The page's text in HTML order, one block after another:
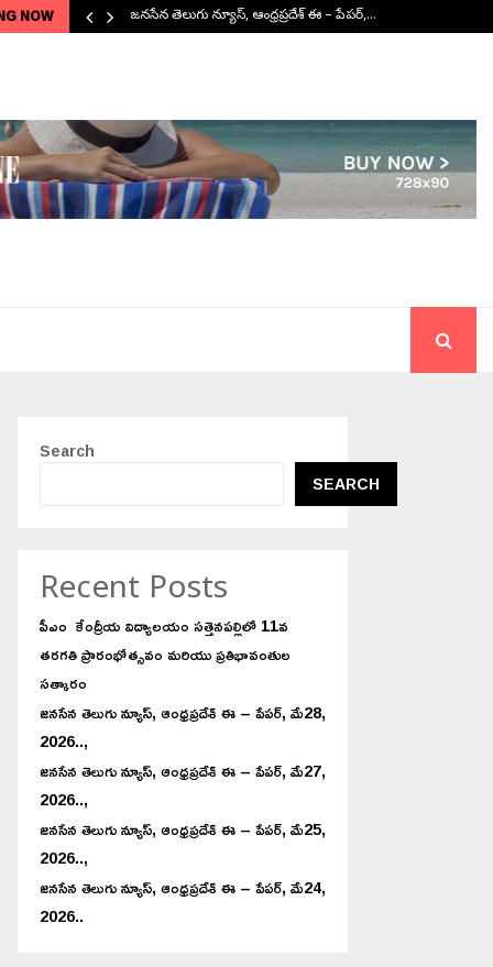
NOW జనసేన తెలుగు న్యూస్, ఆంధ్రప్రదేశ్ ఈ – పేపర్,…
Search
SEARCH
Recent Posts
పీఎం కేంద్రీయ విద్యాలయం సత్తెనపల్లిలో 11వ
తరగతి ప్రారంభోత్సవం మరియు ప్రతిభావంతుల
సత్కారం
జనసేన తెలుగు న్యూస్, ఆంధ్రప్రదేశ్ ఈ – పేపర్, మే28,
2026..,
జనసేన తెలుగు న్యూస్, ఆంధ్రప్రదేశ్ ఈ – పేపర్, మే27,
2026..,
జనసేన తెలుగు న్యూస్, ఆంధ్రప్రదేశ్ ఈ – పేపర్, మే25,
2026..,
జనసేన తెలుగు న్యూస్, ఆంధ్రప్రదేశ్ ఈ – పేపర్, మే24,
2026..